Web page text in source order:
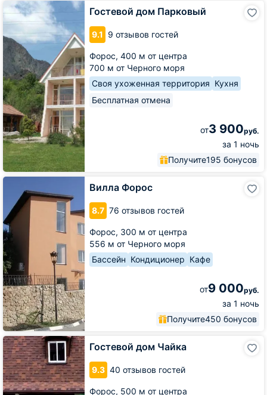
Гостевой дом Парковый
9.1 9 отзывов гостей
Форос, 400 м от центра
700 м от Черного моря
Своя ухоженная территория Кухня
Бесплатная отмена
от3 900руб.
за 1 ночь
Получите195 бонусов
Гостевой
дом
Вилла Форос
8.7 76 отзывов гостей
Форос, 300 м от центра
556 м от Черного моря
Бассейн Кондиционер Кафе
от9 000руб.
за 1 ночь
Получите450 бонусов
Вилла
Форос
Гостевой дом Чайка
9.3 40 отзывов гостей
Форос, 500 м от центра
Гостевой
дом
Чайка